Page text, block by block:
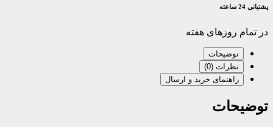
پشتیانی 24 ساعته
در تمام روزهای هفته
توضیحات
نظرات (0)
راهنمای خرید و ارسال
توضیحات